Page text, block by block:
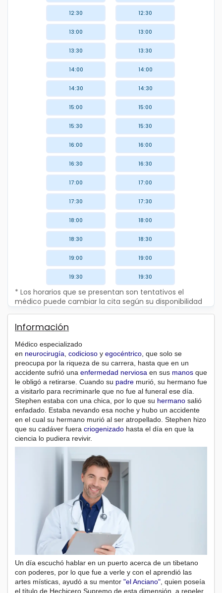
12:30
13:00
13:30
14:00
14:30
15:00
15:30
16:00
16:30
17:00
17:30
18:00
18:30
19:00
19:30
12:30
13:00
13:30
14:00
14:30
15:00
15:30
16:00
16:30
17:00
17:30
18:00
18:30
19:00
19:30
* Los horarios que se presentan son tentativos el
médico puede cambiar la cita según su disponibilidad
Información
Médico especializado
en neurocirugía, codicioso y egocéntrico, que solo se
preocupa por la riqueza de su carrera, hasta que en un
accidente sufrió una enfermedad nerviosa en sus manos que
le obligó a retirarse. Cuando su padre murió, su hermano fue
a visitarlo para recriminarle que no fue al funeral ese día.
Stephen estaba con una chica, por lo que su hermano salió
enfadado. Estaba nevando esa noche y hubo un accidente
en el cual su hermano murió al ser atropellado. Stephen hizo
que su cadáver fuera criogenizado hasta el día en que la
ciencia lo pudiera revivir.
Un día escuchó hablar en un puerto acerca de un tibetano
con poderes, por lo que fue a verle y con el aprendió las
artes místicas, ayudó a su mentor "el Anciano", quien poseía
el título de Hechicero Supremo de esta dimensión, a repeler